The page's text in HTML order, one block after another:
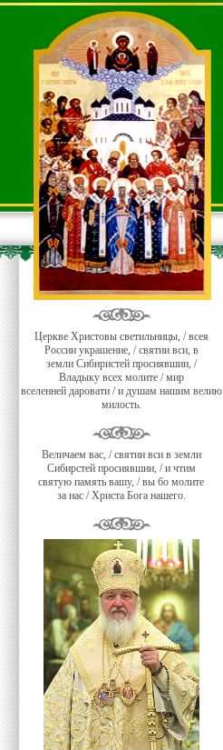
Церкве Христовы светильницы, / всея
России украшение, / святии вси, в
земли Сибиристей просиявшии, /
Владыку всех молите / мир
вселенней даровати / и душам нашим велию
милость.
Величаем вас, / святии вси в земли
Сибирстей просиявшии, / и чтим
святую память вашу, / вы бо молите
за нас / Христа Бога нашего.